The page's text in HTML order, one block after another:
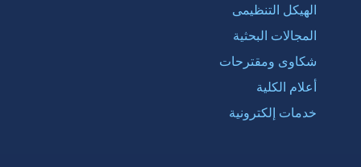
الهيكل التنظيمى
المجالات البحثية
شكاوى ومقترحات
أعلام الكلية
خدمات إلكترونية